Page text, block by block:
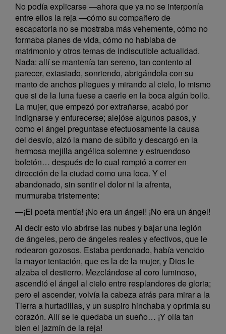
No podía explicarse —ahora que ya no se interponía
entre ellos la reja —cómo su compañero de
escapatoria no se mostraba más vehemente, cómo no
formaba planes de vida, cómo no hablaba de
matrimonio y otros temas de indiscutible actualidad.
Nada: allí se mantenía tan sereno, tan contento al
parecer, extasiado, sonriendo, abrigándola con su
manto de anchos pliegues y mirando al cielo, lo mismo
que si de la luna fuese a caerle en la boca algún bollo.
La mujer, que empezó por extrañarse, acabó por
indignarse y enfurecerse; alejóse algunos pasos, y
como el ángel preguntase efectuosamente la causa
del desvío, alzó la mano de súbito y descargó en la
hermosa mejilla angélica solemne y estruendoso
bofetón… después de lo cual rompió a correr en
dirección de la ciudad como una loca. Y el
abandonado, sin sentir el dolor ni la afrenta,
murmuraba tristemente:
—¡El poeta mentía! ¡No era un ángel! ¡No era un ángel!
Al decir esto vio abrirse las nubes y bajar una legión
de ángeles, pero de ángeles reales y efectivos, que le
rodearon gozosos. Estaba perdonado, había vencido
la mayor tentación, que es la de la mujer, y Dios le
alzaba el destierro. Mezclándose al coro luminoso,
ascendió el ángel al cielo entre resplandores de gloria;
pero el ascender, volvía la cabeza atrás para mirar a la
Tierra a hurtadillas, y un suspiro hinchaba y oprimía su
corazón. Allí se le quedaba un sueño… ¡Y olía tan
bien el jazmín de la reja!